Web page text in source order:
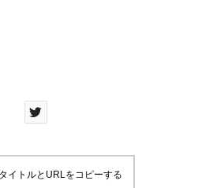
イトルとURLをコピーする